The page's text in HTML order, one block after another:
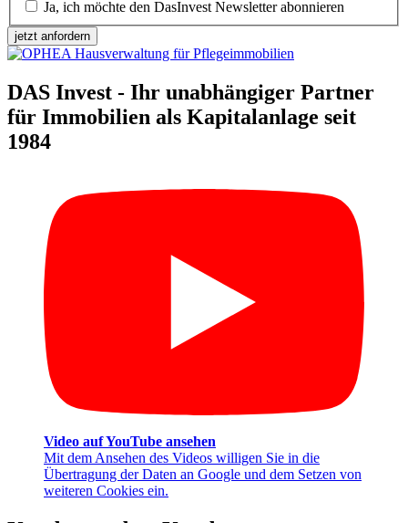
Ja, ich möchte den DasInvest Newsletter abonnieren
jetzt anfordern
DAS Invest - Ihr unabhängiger Partner
für Immobilien als Kapitalanlage seit
1984
Video auf YouTube ansehen
Mit dem Ansehen des Videos willigen Sie in die
Übertragung der Daten an Google und dem Setzen von
weiteren Cookies ein.